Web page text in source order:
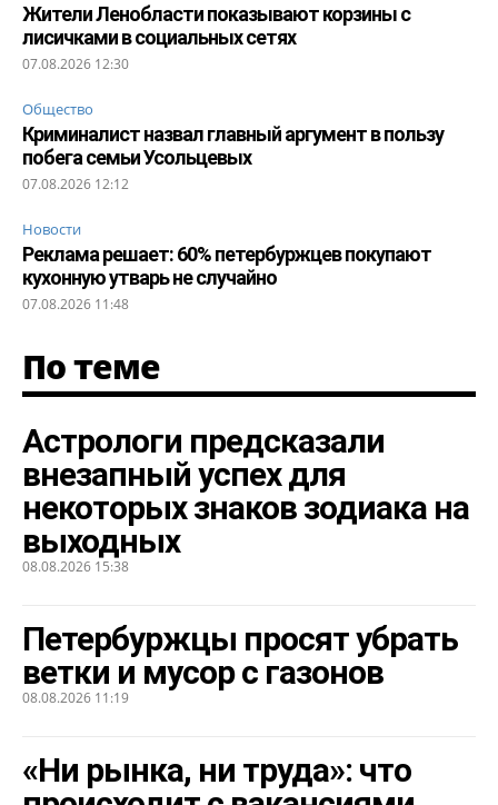
Жители Ленобласти показывают корзины с
лисичками в социальных сетях
07.08.2026 12:30
Общество
Криминалист назвал главный аргумент в пользу
побега семьи Усольцевых
07.08.2026 12:12
Новости
Реклама решает: 60% петербуржцев покупают
кухонную утварь не случайно
07.08.2026 11:48
По теме
Астрологи предсказали
внезапный успех для
некоторых знаков зодиака на
выходных
08.08.2026 15:38
Петербуржцы просят убрать
ветки и мусор с газонов
08.08.2026 11:19
«Ни рынка, ни труда»: что